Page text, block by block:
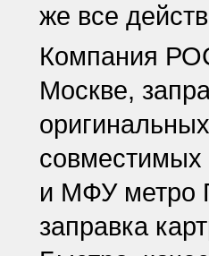
же все
Компания
Москве,
совместимых
и МФУ метро
заправка